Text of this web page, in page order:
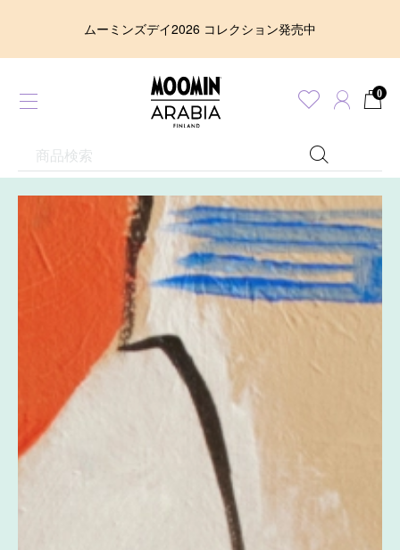
ムーミンズデイ2026 コレクション発売中
0